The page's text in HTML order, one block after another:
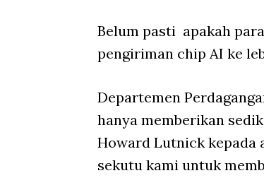
Belum pasti apakah
pengiriman chip AI ke
Departemen
hanya memberikan
Howard Lutnick kepada
sekutu kami untuk